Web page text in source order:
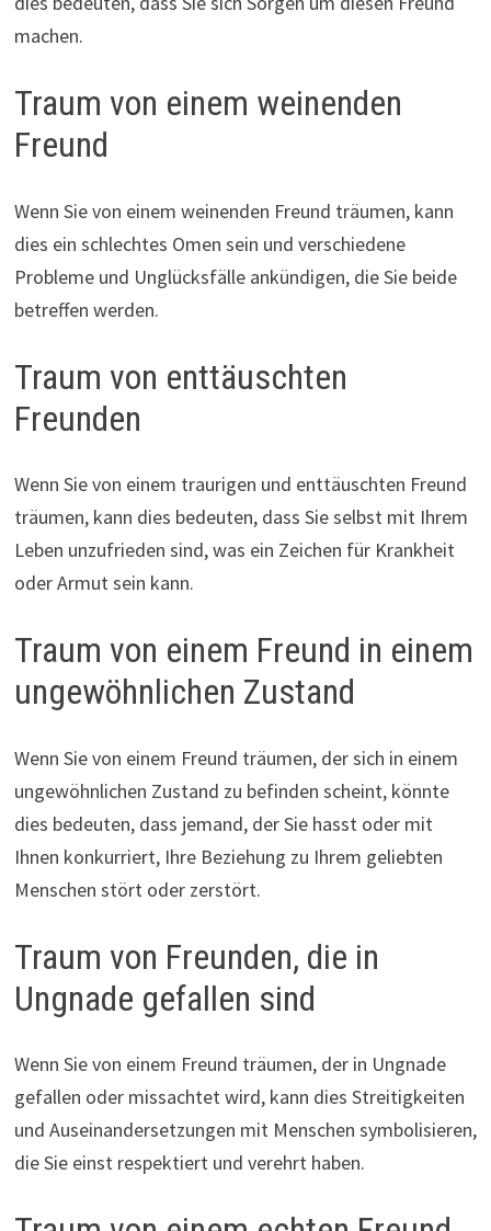
machen.
Traum von einem weinenden
Freund
Wenn Sie von einem weinenden Freund träumen, kann
dies ein schlechtes Omen sein und verschiedene
Probleme und Unglücksfälle ankündigen, die Sie beide
betreffen werden.
Traum von enttäuschten
Freunden
Wenn Sie von einem traurigen und enttäuschten Freund
träumen, kann dies bedeuten, dass Sie selbst mit Ihrem
Leben unzufrieden sind, was ein Zeichen für Krankheit
oder Armut sein kann.
Traum von einem Freund in einem
ungewöhnlichen Zustand
Wenn Sie von einem Freund träumen, der sich in einem
ungewöhnlichen Zustand zu befinden scheint, könnte
dies bedeuten, dass jemand, der Sie hasst oder mit
Ihnen konkurriert, Ihre Beziehung zu Ihrem geliebten
Menschen stört oder zerstört.
Traum von Freunden, die in
Ungnade gefallen sind
Wenn Sie von einem Freund träumen, der in Ungnade
gefallen oder missachtet wird, kann dies Streitigkeiten
und Auseinandersetzungen mit Menschen symbolisieren,
die Sie einst respektiert und verehrt haben.